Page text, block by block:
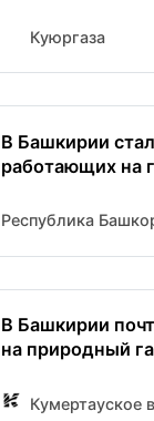
Куюргаза
В Башкирии
работающих на
Республика
В Башкирии
на природный
Кумертауское